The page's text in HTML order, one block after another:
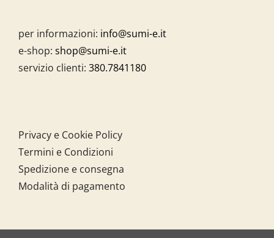
per informazioni: info@sumi-e.it
e-shop: shop@sumi-e.it
servizio clienti: 380.7841180
Privacy e Cookie Policy
Termini e Condizioni
Spedizione e consegna
Modalità di pagamento